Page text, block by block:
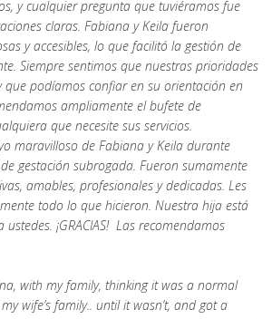
y cualquier pregunta que tuviéramos fue
claras. Fabiana y Keila fueron
y accesibles, lo que facilitó la gestión de
Siempre sentimos que nuestras prioridades
que podíamos confiar en su orientación en
ampliamente el bufete de
que necesite sus servicios.
maravilloso de Fabiana y Keila durante
gestación subrogada. Fueron sumamente
amables, profesionales y dedicadas. Les
todo lo que hicieron. Nuestra hija está
¡GRACIAS! Las recomendamos
with my family, thinking it was a normal
wife’s family.. until it wasn’t, and got a